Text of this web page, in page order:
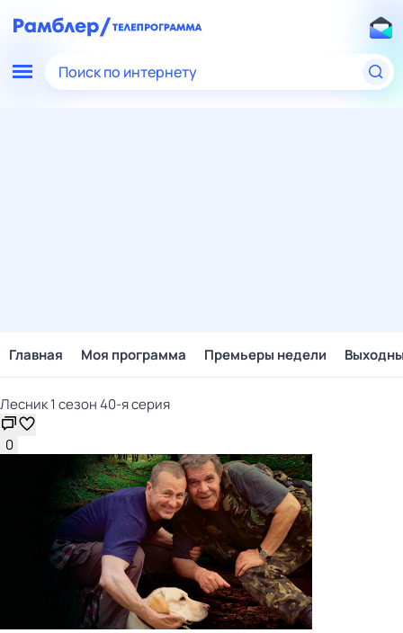
Поиск по интернету
Главная Моя программа Премьеры недели
Лесник 1 сезон 40-я серия
0